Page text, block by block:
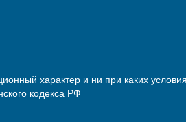
характер и ни при каких
кодекса РФ